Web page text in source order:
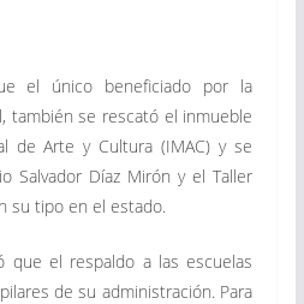
el único beneficiado por la
también se rescató el inmueble
de Arte y Cultura (IMAC) y se
Salvador Díaz Mirón y el Taller
su tipo en el estado.
que el respaldo a las escuelas
de su administración. Para